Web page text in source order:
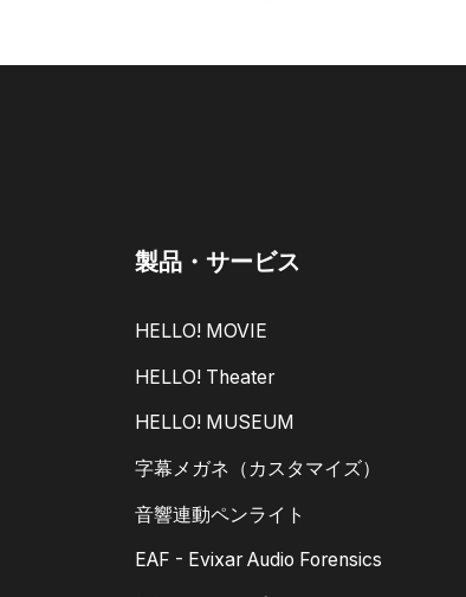
製品・サービス
HELLO! MOVIE
HELLO! Theater
HELLO! MUSEUM
字幕メガネ（カスタマイズ）
音響連動ペンライト
EAF - Evixar Audio Forensics